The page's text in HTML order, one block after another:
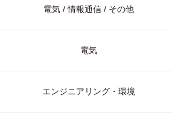
電気 / 情報通信 / その他
電気
エンジニアリング・環境